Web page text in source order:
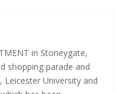
in Stoneygate,
shopping parade and
University and